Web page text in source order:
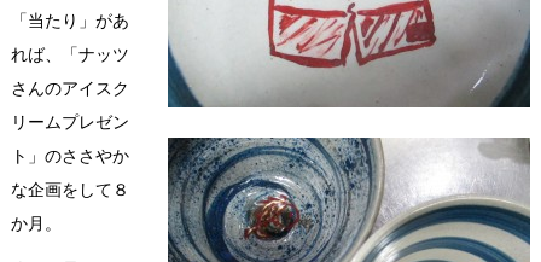
「当たり」があ
れば、「ナッツ
さんのアイスク
リームプレゼン
ト」のささやか
な企画をして８
か月。